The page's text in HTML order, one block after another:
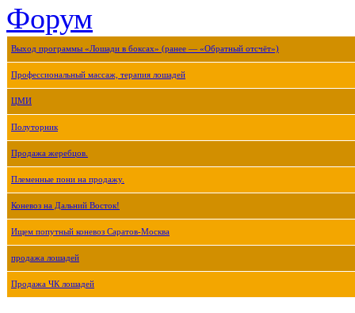
Форум
Выход программы «Лошади в боксах» (ранее — «Обратный отсчёт»)
Профессиональный массаж, терапия лошадей
ЦМИ
Полуторник
Продажа жеребцов.
Племенные пони на продажу.
Коневоз на Дальний Восток!
Ищем попутный коневоз Саратов-Москва
продажа лошадей
Продажа ЧК лошадей